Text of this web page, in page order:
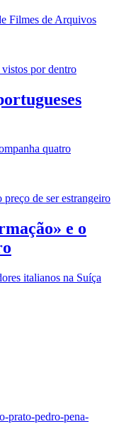
Filmes de Arquivos
quatro
e o
italianos na Suíça
prato-pedro-pena-